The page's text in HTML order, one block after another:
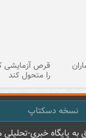
را متحول کند
نسخه دسکتاپ
پایگاه خبري-